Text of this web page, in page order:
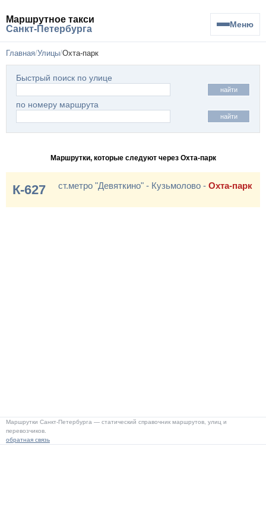
Маршрутное такси
Санкт-Петербурга
Меню
Главная Улицы Охта-парк
Быстрый поиск по улице
найти
по номеру маршрута
найти
Маршрутки, которые следуют через Охта-парк
К-627 ст.метро "Девяткино" - Кузьмолово - Охта-парк
Маршрутки Санкт-Петербурга — статический справочник маршрутов, улиц и
перевозчиков.
обратная связь